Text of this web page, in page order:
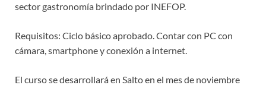
sector gastronomía brindado por INEFOP.
Requisitos: Ciclo básico aprobado. Contar con PC con
cámara, smartphone y conexión a internet.
El curso se desarrollará en Salto en el mes de noviembre